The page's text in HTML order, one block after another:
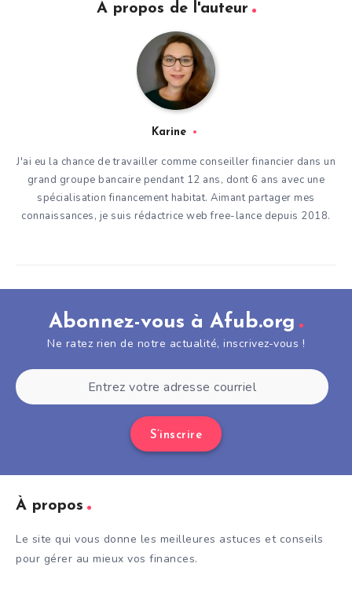
À propos de l'auteur
Karine
J'ai eu la chance de travailler comme conseiller financier dans un
grand groupe bancaire pendant 12 ans, dont 6 ans avec une
spécialisation financement habitat. Aimant partager mes
connaissances, je suis rédactrice web free-lance depuis 2018.
Abonnez-vous à Afub.org
Ne ratez rien de notre actualité, inscrivez-vous !
S’inscrire
À propos
Le site qui vous donne les meilleures astuces et conseils
pour gérer au mieux vos finances.